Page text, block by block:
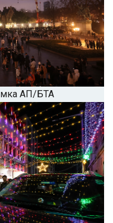
АП/БТА